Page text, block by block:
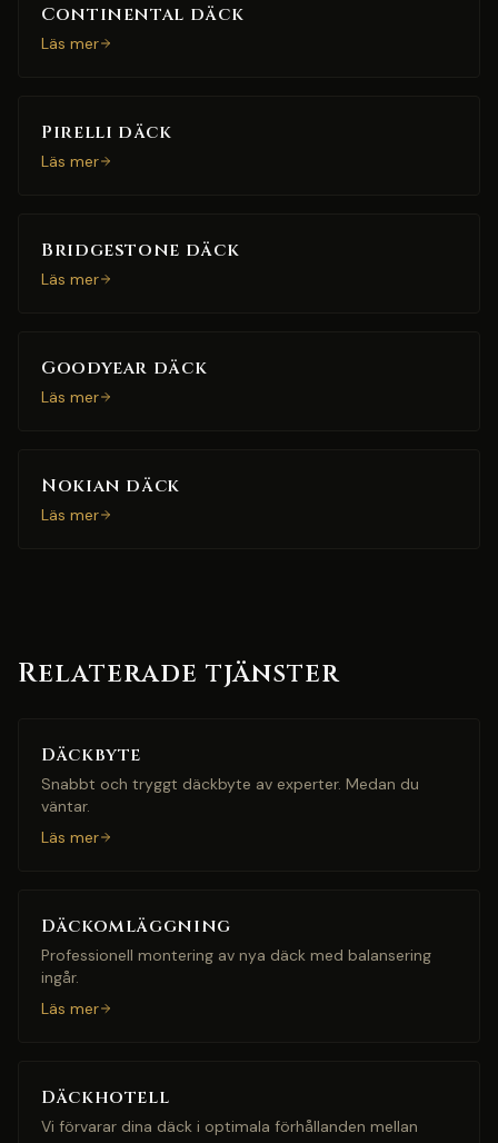
Continental däck
Läs mer
Pirelli däck
Läs mer
Bridgestone däck
Läs mer
Goodyear däck
Läs mer
Nokian däck
Läs mer
Relaterade tjänster
Däckbyte
Snabbt och tryggt däckbyte av experter. Medan du
väntar.
Läs mer
Däckomläggning
Professionell montering av nya däck med balansering
ingår.
Läs mer
Däckhotell
Vi förvarar dina däck i optimala förhållanden mellan